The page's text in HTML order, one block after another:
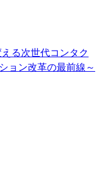
る次世代コンタク
ョン改革の最前線～